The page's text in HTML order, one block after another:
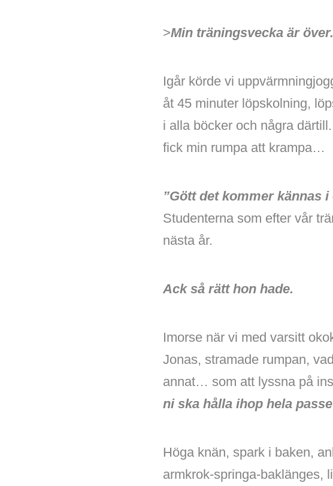
>Min träningsvecka är
Igår körde vi
åt 45 minuter löpskolning,
i alla böcker och några
fick min rumpa att krampa…
”Gött det kommer kännas
Studenterna som efter vår
nästa år.
Ack så rätt hon hade.
Imorse när vi med varsitt
Jonas, stramade rumpan,
annat… som att lyssna på
ni ska hålla ihop hela
Höga knän, spark i baken,
armkrok-springa-baklänges,